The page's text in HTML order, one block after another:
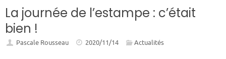
La journée de l’estampe : c’était
bien !
Pascale Rousseau 2020/11/14 Actualités